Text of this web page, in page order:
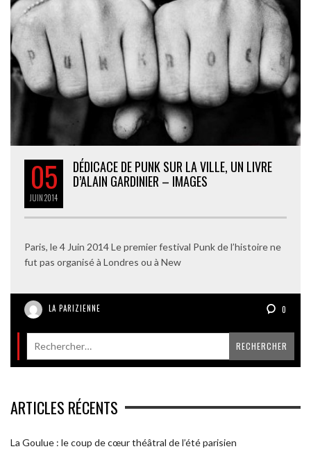
05
JUIN2014
DÉDICACE DE PUNK SUR LA VILLE, UN LIVRE
D’ALAIN GARDINIER – IMAGES
Paris, le 4 Juin 2014 Le premier festival Punk de l’histoire ne
fut pas organisé à Londres ou à New
LA PARIZIENNE 0
ARTICLES RÉCENTS
La Goulue : le coup de cœur théâtral de l’été parisien